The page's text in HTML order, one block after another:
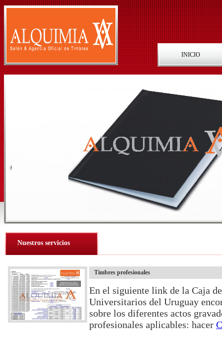
INICIO
Nuestros servicios
Timbres profesionales
En el siguiente link de la Caja
Universitarios del Uruguay
sobre los diferentes actos
profesionales aplicables: hacer